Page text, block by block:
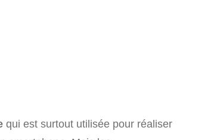
qui est surtout utilisée pour réaliser